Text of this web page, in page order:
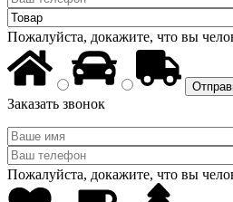
Пожалуйста, докажите, что вы
Заказать звонок
Пожалуйста, докажите, что вы